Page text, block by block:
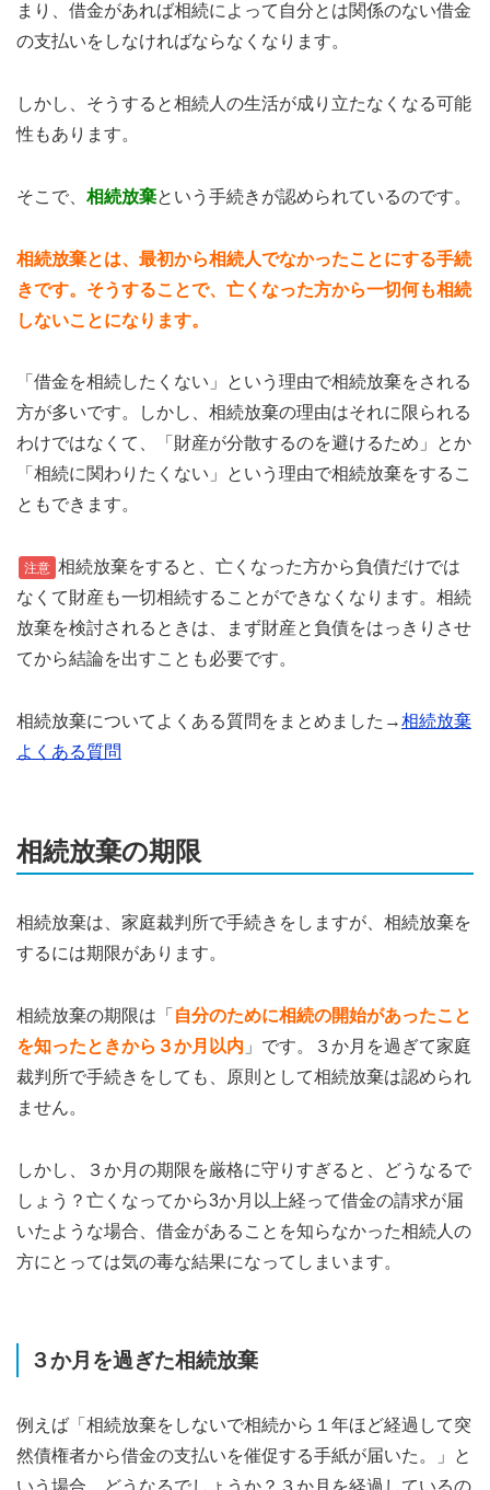
まり、借金があれば相続によって自分とは関係のない借金
の支払いをしなければならなくなります。
しかし、そうすると相続人の生活が成り立たなくなる可能
性もあります。
そこで、 相続放棄という手続きが認められているのです。
相続放棄とは、最初から相続人でなかったことにする手続
きです。そうすることで、亡くなった方から一切何も相続
しないことになります。
「借金を相続したくない」という理由で相続放棄をされる
方が多いです。しかし、相続放棄の理由はそれに限られる
わけではなくて、「財産が分散するのを避けるため」とか
「相続に関わりたくない」という理由で相続放棄をするこ
ともできます。
注意 相続放棄をすると、亡くなった方から負債だけでは
なくて財産も一切相続することができなくなります。相続
放棄を検討されるときは、まず財産と負債をはっきりさせ
てから結論を出すことも必要です。
相続放棄についてよくある質問をまとめました→相続放棄
よくある質問
相続放棄の期限
相続放棄は、家庭裁判所で手続きをしますが、相続放棄を
するには期限があります。
相続放棄の期限は「 自分のために相続の開始があったこと
を知ったときから３か月以内 」です。３か月を過ぎて家庭
裁判所で手続きをしても、原則として相続放棄は認められ
ません。
しかし、３か月の期限を厳格に守りすぎると、どうなるで
しょう？亡くなってから3か月以上経って借金の請求が届
いたような場合、借金があることを知らなかった相続人の
方にとっては気の毒な結果になってしまいます。
３か月を過ぎた相続放棄
例えば「相続放棄をしないで相続から１年ほど経過して突
然債権者から借金の支払いを催促する手紙が届いた。」と
いう場合、どうなるでしょうか？３か月を経過しているの